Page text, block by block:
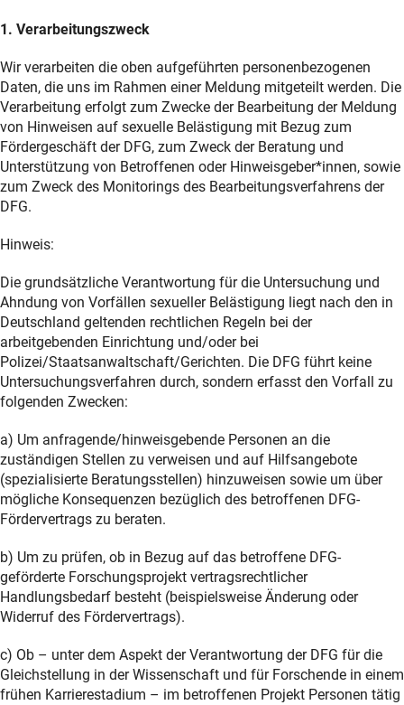
1. Verarbeitungszweck
Wir verarbeiten die oben aufgeführten personenbezogenen
Daten, die uns im Rahmen einer Meldung mitgeteilt werden. Die
Verarbeitung erfolgt zum Zwecke der Bearbeitung der Meldung
von Hinweisen auf sexuelle Belästigung mit Bezug zum
Fördergeschäft der DFG, zum Zweck der Beratung und
Unterstützung von Betroffenen oder Hinweisgeber*innen, sowie
zum Zweck des Monitorings des Bearbeitungsverfahrens der
DFG.
Hinweis:
Die grundsätzliche Verantwortung für die Untersuchung und
Ahndung von Vorfällen sexueller Belästigung liegt nach den in
Deutschland geltenden rechtlichen Regeln bei der
arbeitgebenden Einrichtung und/oder bei
Polizei/Staatsanwaltschaft/Gerichten. Die DFG führt keine
Untersuchungsverfahren durch, sondern erfasst den Vorfall zu
folgenden Zwecken:
a) Um anfragende/hinweisgebende Personen an die
zuständigen Stellen zu verweisen und auf Hilfsangebote
(spezialisierte Beratungsstellen) hinzuweisen sowie um über
mögliche Konsequenzen bezüglich des betroffenen DFG-
Fördervertrags zu beraten.
b) Um zu prüfen, ob in Bezug auf das betroffene DFG-
geförderte Forschungsprojekt vertragsrechtlicher
Handlungsbedarf besteht (beispielsweise Änderung oder
Widerruf des Fördervertrags).
c) Ob – unter dem Aspekt der Verantwortung der DFG für die
Gleichstellung in der Wissenschaft und für Forschende in einem
frühen Karrierestadium – im betroffenen Projekt Personen tätig